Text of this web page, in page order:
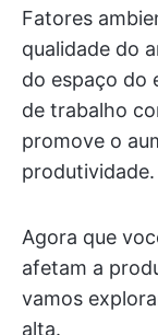
Fatores
qualidade do
do espaço do
de trabalho
promove o
produtividade.
Agora que
afetam a
vamos
alta.